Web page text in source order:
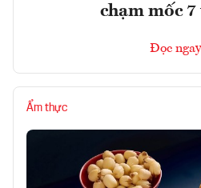
chạm mốc 7
Đọc ngay
Ẩm thực